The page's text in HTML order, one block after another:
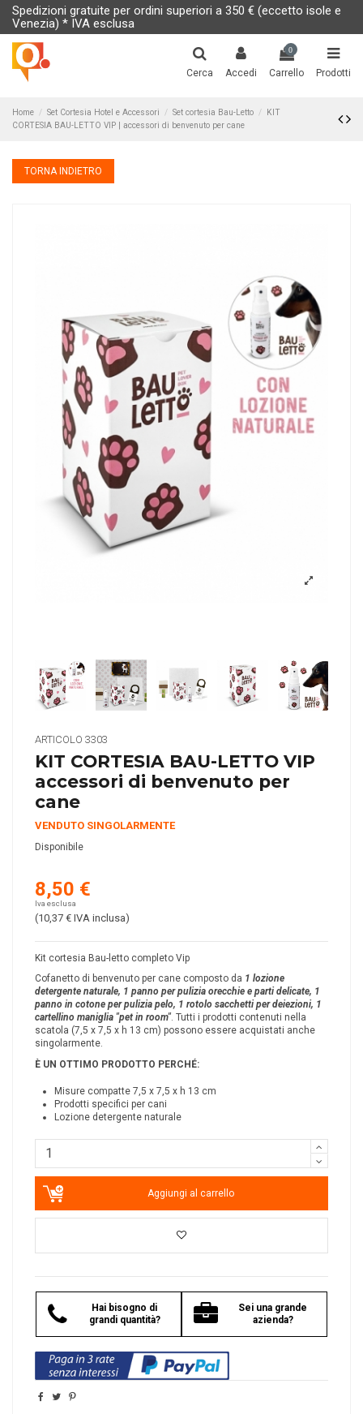
Spedizioni gratuite per ordini superiori a 350 € (eccetto isole e
Venezia) * IVA esclusa
Cerca Accedi
0
Carrello Prodotti
Home Set Cortesia Hotel e Accessori Set cortesia Bau-Letto
KIT
CORTESIA BAU-LETTO VIP | accessori di benvenuto per cane
TORNA INDIETRO
ARTICOLO 3303
KIT CORTESIA BAU-LETTO VIP
accessori di benvenuto per
cane
VENDUTO SINGOLARMENTE
Disponibile
8,50 €
Iva esclusa
(10,37 € IVA inclusa)
Kit cortesia Bau-letto completo Vip
Cofanetto di benvenuto per cane composto da 1 lozione
detergente naturale, 1 panno per pulizia orecchie e parti delicate, 1
panno in cotone per pulizia pelo, 1 rotolo sacchetti per deiezioni, 1
cartellino maniglia "pet in room". Tutti i prodotti contenuti nella
scatola (7,5 x 7,5 x h 13 cm) possono essere acquistati anche
singolarmente.
È UN OTTIMO PRODOTTO PERCH É:
Misure compatte 7,5 x 7,5 x h 13 cm
Prodotti specifici per cani
Lozione detergente naturale
Aggiungi al carrello
Hai bisogno di
grandi quantità?
Sei una grande
azienda?